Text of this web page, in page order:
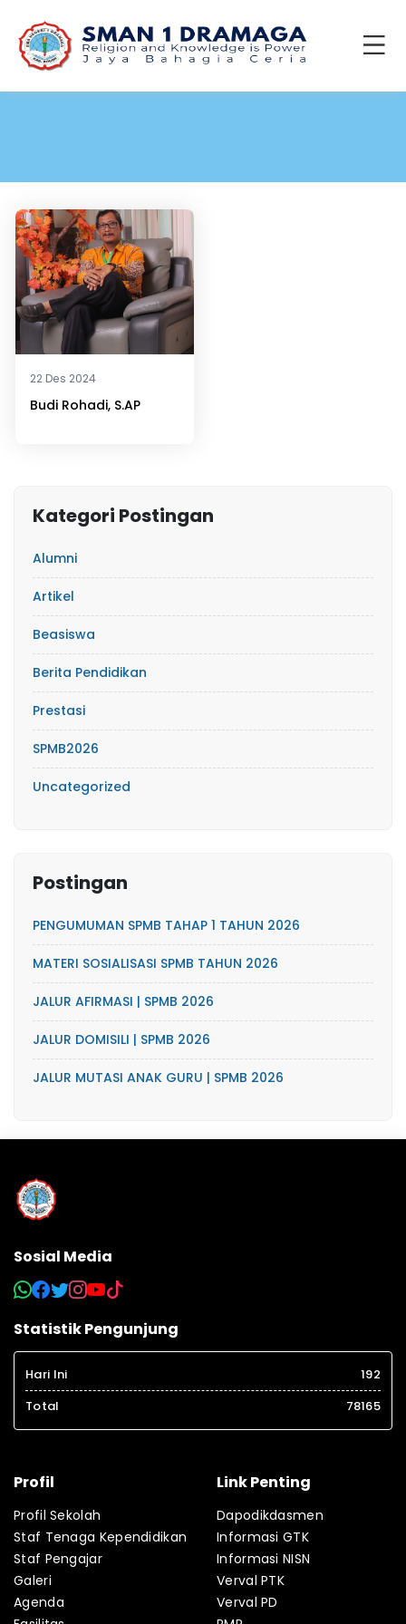
22 Des 2024
Budi Rohadi, S.AP
Kategori Postingan
Alumni
Artikel
Beasiswa
Berita Pendidikan
Prestasi
SPMB2026
Uncategorized
Postingan
PENGUMUMAN SPMB TAHAP 1 TAHUN 2026
MATERI SOSIALISASI SPMB TAHUN 2026
JALUR AFIRMASI | SPMB 2026
JALUR DOMISILI | SPMB 2026
JALUR MUTASI ANAK GURU | SPMB 2026
Sosial Media
Statistik Pengunjung
Hari Ini
192
Total
78165
Profil
Profil Sekolah
Staf Tenaga Kependidikan
Staf Pengajar
Galeri
Agenda
Link Penting
Dapodikdasmen
Informasi GTK
Informasi NISN
Verval PTK
Verval PD